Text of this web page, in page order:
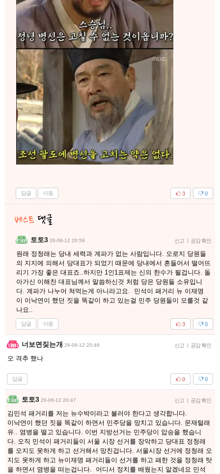
답글 이동 0
3
토토3 26-06-12 20:59 신고 공감 확인
원래 정청래는 당내 세력과 계파가 없는 사람입니다. 오로지 당원들
의 지지에 의해서 당대표가 되었기 때문에 당내에서 흔들어서 떨어뜨
리기 가장 좋은 대표죠..하지만 1인1표제는 신의 한수가 될겁니다. 돌
아가신 이해찬 대표님께서 말씀하신것 처럼 당은 당원들 소유입니
다. 계파가 나누어 쳐먹는게 아니라고요. 민석이 패거리 뉴 이재명
이 이낙연이 했던 짓을 똑같이 하고 있는걸 민주 당원들이 모를것 같
나요..
답글 이동 0
3
너보면짖는개 26-06-12 20:46 신고 공감 확인
오 격추 했나
답글 0
0
토토3 26-06-12 20:47 신고 공감 확인
김민석 패거리를 저는 뉴수박이라고 불러야 한다고 생각합니다.
이낙연이 했던 짓을 똑같이 하면서 민주당을 망치고 있습니다. 문재털래
유.. 염병을 떨고 있습니다. 이번 지방선거는 민주당이 압승을 했습니
다. 오직 민석이 패거리들이 서울 시장 선거를 장악하고 당대표 정청래
를 오지도 못하게 하고 선거해서 망친겁니다. 서울시장 선거에 정청래 오
지도 못하게 하고 뉴이재명 패거리들이 선거를 하고 패한 것을 정청래 탓
을 하면서 염병을 떠는겁니다. 어디서 정치를 배웠는지 알겠네요 민석